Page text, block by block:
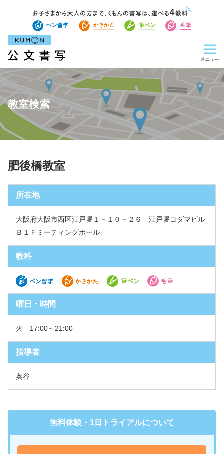
教室検索
肥後橋教室
所在地
大阪府大阪市西区江戸堀１－１０－２６ 江戸堀コダマビル
Ｂ１Ｆミーティングホール
教科
曜日・時間
火 17:00～21:00
指導者
奥谷
無料体験・1日トライアルについて